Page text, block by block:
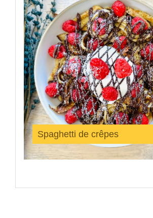
Spaghetti de crêpes